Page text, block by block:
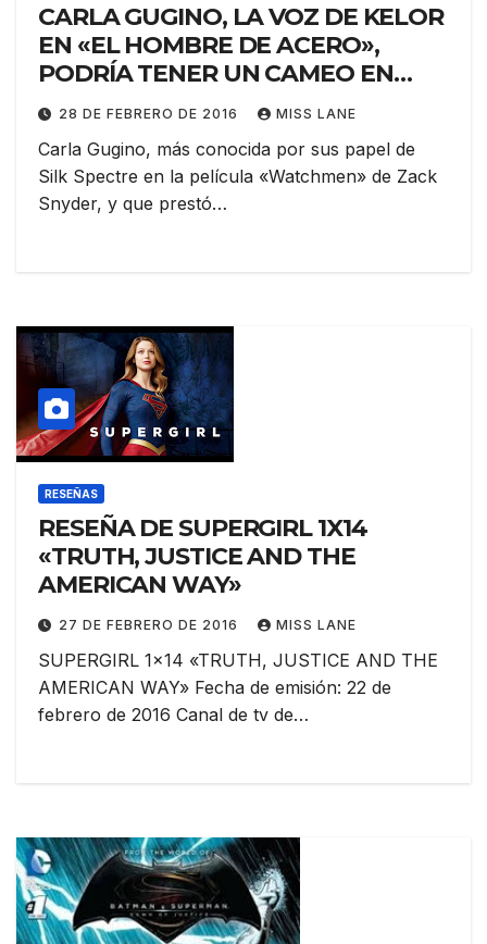
CARLA GUGINO, LA VOZ DE KELOR
EN «EL HOMBRE DE ACERO»,
PODRÍA TENER UN CAMEO EN
«BATMAN V SUPERMAN»
28 DE FEBRERO DE 2016 MISS LANE
Carla Gugino, más conocida por sus papel de
Silk Spectre en la película «Watchmen» de Zack
Snyder, y que prestó…
RESEÑAS
RESEÑA DE SUPERGIRL 1X14
«TRUTH, JUSTICE AND THE
AMERICAN WAY»
27 DE FEBRERO DE 2016 MISS LANE
SUPERGIRL 1×14 «TRUTH, JUSTICE AND THE
AMERICAN WAY» Fecha de emisión: 22 de
febrero de 2016 Canal de tv de…